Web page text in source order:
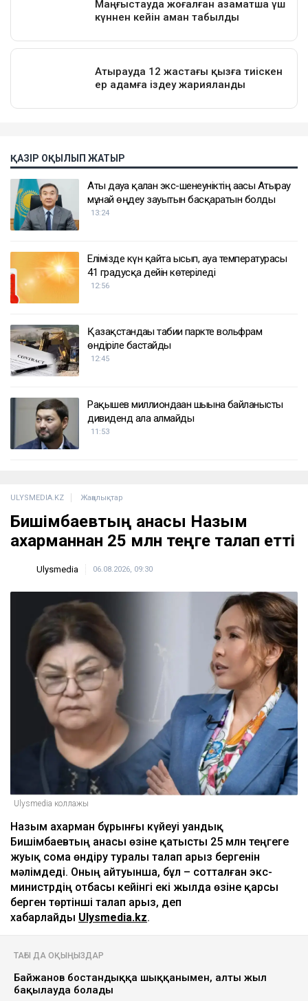
ҚАЗІР ОҚЫЛЫП ЖАТЫР
Аты дауға қалған экс-шенеуніктің ағасы Атырау
мұнай өңдеу зауытын басқаратын болды
13:24
Елімізде күн қайта ысып, ауа температурасы
41 градусқа дейін көтеріледі
12:56
Қазақстандағы табиғи паркте вольфрам
өндіріле бастайды
12:45
Рақышев миллиондаған шығынға байланысты
дивиденд ала алмайды
11:53
ULYSMEDIA.KZ Жаңалықтар
Бишімбаевтың анасы Назым
Қахарманнан 25 млн теңге талап етті
Ulysmedia 06.08.2026, 09:30
Ulysmedia коллажы
Назым Қахарман бұрынғы күйеуі Қуандық
Бишімбаевтың анасы өзіне қатысты 25 млн теңгеге
жуық сома өндіру туралы талап арыз бергенін
мәлімдеді. Оның айтуынша, бұл – сотталған экс-
министрдің отбасы кейінгі екі жылда өзіне қарсы
берген төртінші талап арыз, деп
хабарлайды Ulysmedia.kz.
ТАҒЫ ДА ОҚЫҢЫЗДАР
Байжанов бостандыққа шыққанымен, алты жыл
бақылауда болады